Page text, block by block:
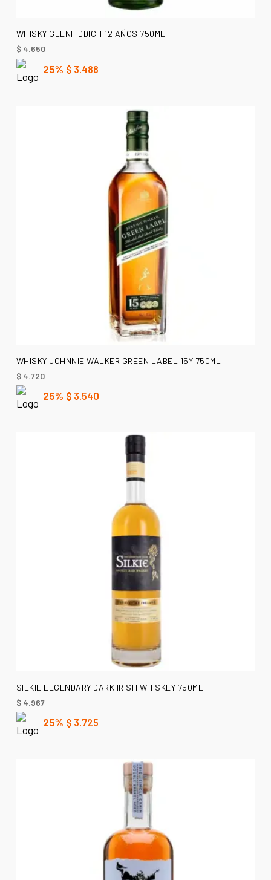
AÑADIR AL CARRITO
WHISKY GLENFIDDICH 12 AÑOS 750ML
$4.650
25% $ 3.488
AÑADIR AL CARRITO
WHISKY JOHNNIE WALKER GREEN LABEL 15Y 750ML
$4.720
25% $ 3.540
AÑADIR AL CARRITO
SILKIE LEGENDARY DARK IRISH WHISKEY 750ML
$4.967
25% $ 3.725